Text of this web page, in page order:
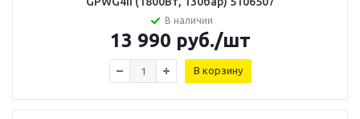
В наличии
13 990 руб./шт
В корзину